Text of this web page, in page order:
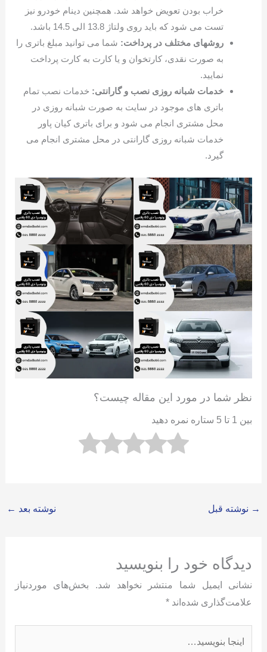
خراب بودن تعویض خواهد شد. همچنین دینام خودرو نیز
تست می شود که باید روی ولتاژ 13.8 الی 14.5 باشد.
روشهای مختلف در پرداخت: شما می توانید مبلغ باتری را
به صورت نقدی، کارتخوان و یا کارت به کارت پرداخت
نمایید.
خدمات شبانه روزی نصب و گارانتی: خدمات نصب تمام
باتری های موجود در سایت به صورت شبانه روزی در
محل مشتری انجام می شود و برای باتری کیان پاور
خدمات شبانه روزی گارانتی در محل مشتری انجام می
گیرد.
نظر شما در مورد این مقاله چیست؟
بین 1 تا 5 ستاره نمره دهید
→ نوشته قبل نوشته بعد ←
دیدگاه‌ خود را بنویسید
نشانی ایمیل شما منتشر نخواهد شد.
بخش‌های موردنیاز
علامت‌گذاری شده‌اند *